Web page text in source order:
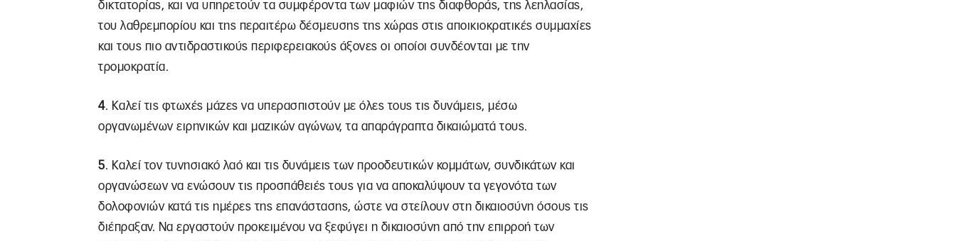
δικτατορίας, και να υπηρετούν τα συμφέροντα των μαφιών της διαφθοράς, της λεηλασίας,
του λαθρεμπορίου και της περαιτέρω δέσμευσης της χώρας στις αποικιοκρατικές συμμαχίες
και τους πιο αντιδραστικούς περιφερειακούς άξονες οι οποίοι συνδέονται με την
τρομοκρατία.
4. Καλεί τις φτωχές μάζες να υπερασπιστούν με όλες τους τις δυνάμεις, μέσω
οργανωμένων ειρηνικών και μαζικών αγώνων, τα απαράγραπτα δικαιώματά τους.
5. Καλεί τον τυνησιακό λαό και τις δυνάμεις των προοδευτικών κομμάτων, συνδικάτων και
οργανώσεων να ενώσουν τις προσπάθειές τους για να αποκαλύψουν τα γεγονότα των
δολοφονιών κατά τις ημέρες της επανάστασης, ώστε να στείλουν στη δικαιοσύνη όσους τις
διέπραξαν. Να εργαστούν προκειμένου να ξεφύγει η δικαιοσύνη από την επιρροή των